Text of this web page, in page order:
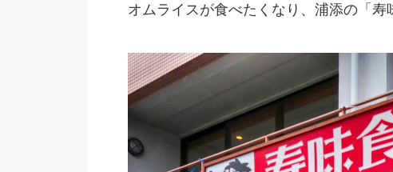
オムライスが食べたくなり、浦添の「寿